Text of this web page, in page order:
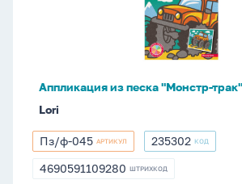
Аппликация из песка "Монстр-
Lori
Пз/
ф-045
Пз/ф-045 АРТИКУЛ 235302
235302 КОД
4690591109280
4690591109280 ШТРИХКОД